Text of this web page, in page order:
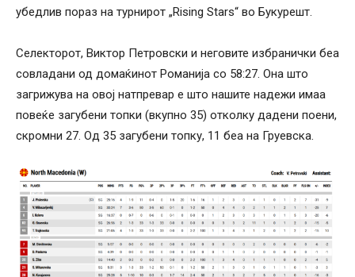
убедлив пораз на турнирот „Rising Stars“ во Букурешт.
Селекторот, Виктор Петровски и неговите избранички беа
совладани од домаќинот Романија со 58:27. Она што
загрижува на овој натпревар е што нашите надежи имаа
повеќе загубени топки (вкупно 35) отколку дадени поени,
скромни 27. Од 35 загубени топку, 11 беа на Груевска.